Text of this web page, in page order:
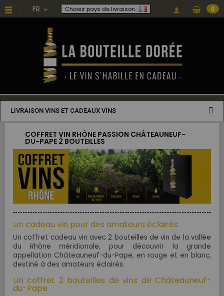
FR Choisir pays de livraison : 0
LIVRAISON VINS ET CADEAUX VINS
COFFRET VIN RHÔNE PASSION CHÂTEAUNEUF-
DU-PAPE 2 BOUTEILLES
Un cadeau vin pour des amateurs éclairés
Un coffret cadeau vin avec 2 bouteilles de vin de la vallée
du Rhône méridionale, pour découvrir la grande
appellation Châteauneuf-du-Pape, en rouge et en blanc,
destiné à des amateurs éclairés.
Un coffret 2 bouteilles de vins de Châteauneuf-
du-Pape